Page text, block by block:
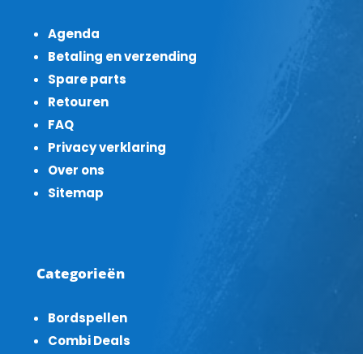
Agenda
Betaling en verzending
Spare parts
Retouren
FAQ
Privacy verklaring
Over ons
Sitemap
Categorieën
Bordspellen
Combi Deals